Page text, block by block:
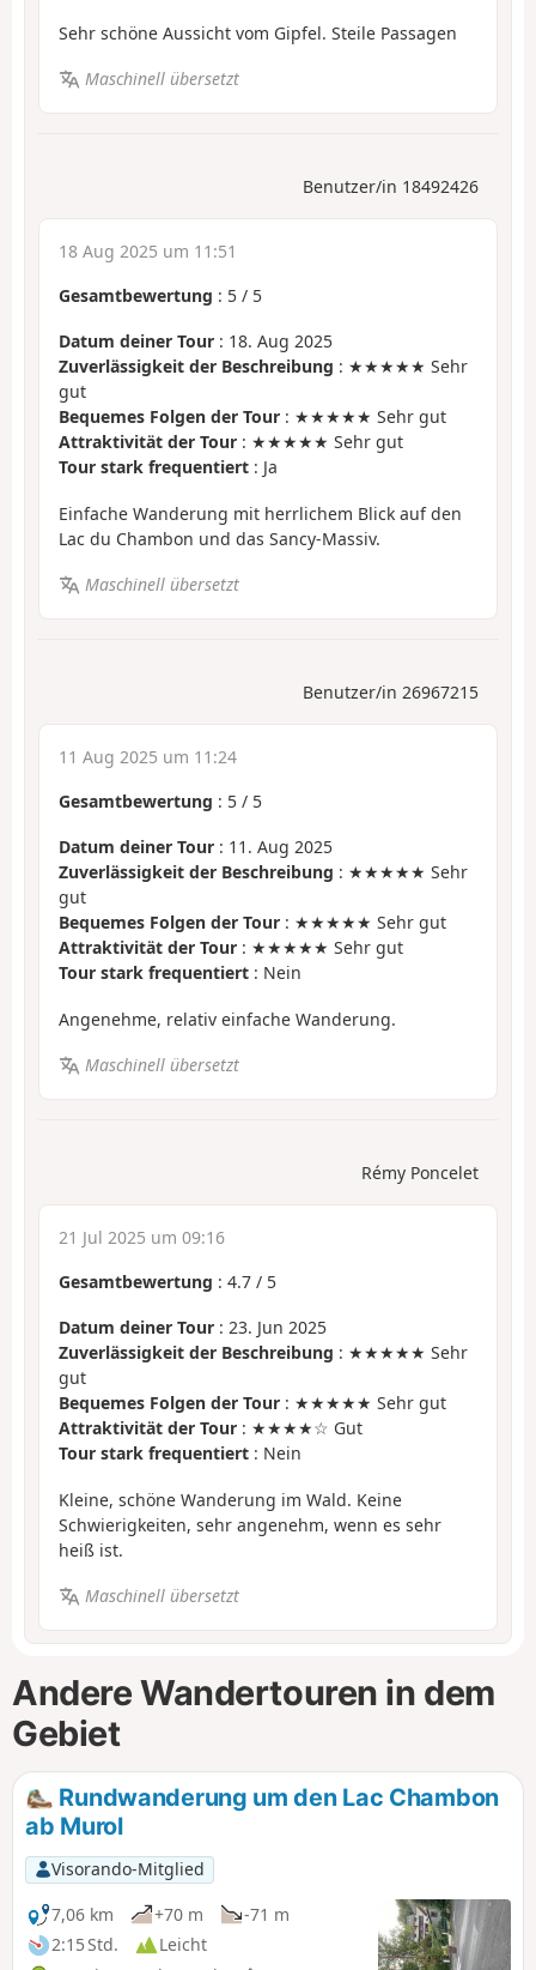
Sehr schöne Aussicht vom Gipfel. Steile Passagen
Maschinell übersetzt
Benutzer/in 18492426
18 Aug 2025 um 11:51
Gesamtbewertung : 5 / 5
Datum deiner Tour : 18. Aug 2025
Zuverlässigkeit der Beschreibung : ★★★★★ Sehr
gut
Bequemes Folgen der Tour : ★★★★★ Sehr gut
Attraktivität der Tour : ★★★★★ Sehr gut
Tour stark frequentiert : Ja
Einfache Wanderung mit herrlichem Blick auf den
Lac du Chambon und das Sancy-Massiv.
Maschinell übersetzt
Benutzer/in 26967215
11 Aug 2025 um 11:24
Gesamtbewertung : 5 / 5
Datum deiner Tour : 11. Aug 2025
Zuverlässigkeit der Beschreibung : ★★★★★ Sehr
gut
Bequemes Folgen der Tour : ★★★★★ Sehr gut
Attraktivität der Tour : ★★★★★ Sehr gut
Tour stark frequentiert : Nein
Angenehme, relativ einfache Wanderung.
Maschinell übersetzt
Rémy Poncelet
21 Jul 2025 um 09:16
Gesamtbewertung : 4.7 / 5
Datum deiner Tour : 23. Jun 2025
Zuverlässigkeit der Beschreibung : ★★★★★ Sehr
gut
Bequemes Folgen der Tour : ★★★★★ Sehr gut
Attraktivität der Tour : ★★★★☆ Gut
Tour stark frequentiert : Nein
Kleine, schöne Wanderung im Wald. Keine
Schwierigkeiten, sehr angenehm, wenn es sehr
heiß ist.
Maschinell übersetzt
Andere Wandertouren in dem
Gebiet
Rundwanderung um den Lac Chambon
ab Murol
Visorando-Mitglied
7,06 km
+70 m
-71 m
2:15 Std.
Leicht